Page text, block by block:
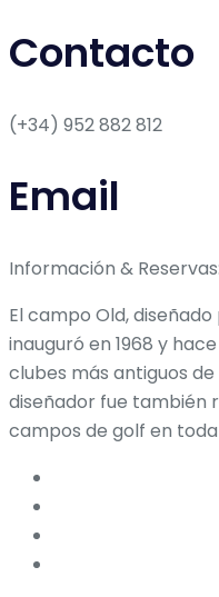
Contacto
(+34) 952 882 812
Email
Información &
El campo Old,
inauguró en 1968 y
clubes más antiguos de
diseñador fue también
campos de golf en toda